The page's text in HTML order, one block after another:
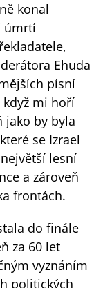
konal
úmrtí
Ehuda
písní
když mi hoří
jako by byla
se Izrael
lesní
a zároveň
frontách.
do finále
za 60 let
vyznáním
politických